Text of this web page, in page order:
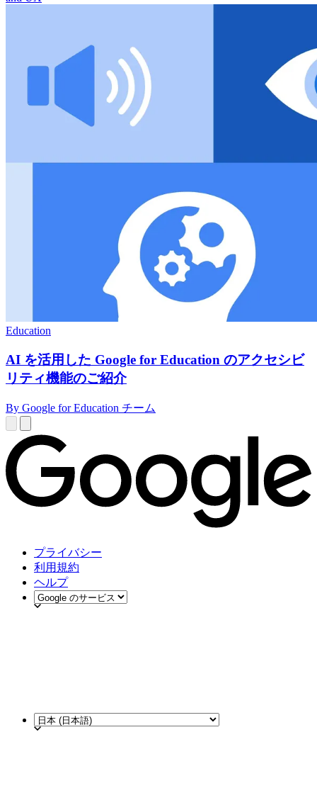
Education
AI を活用した Google for Education のアクセシビ
リティ機能のご紹介
By Google for Education チーム
プライバシー
利用規約
ヘルプ